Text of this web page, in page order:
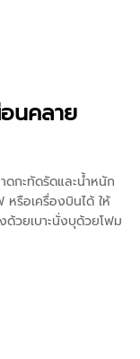
นคลาย
ดกะทัดรัดและน้ำหนัก
หรือเครื่องบินได้ ให้
วยเบาะนั่งบุด้วยโฟม